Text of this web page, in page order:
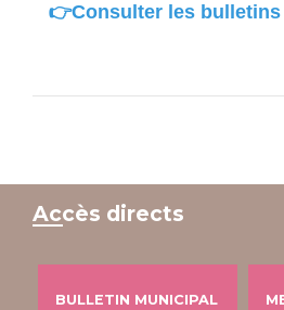
👉Consulter les
Accès directs
BULLETIN MUNICIPAL